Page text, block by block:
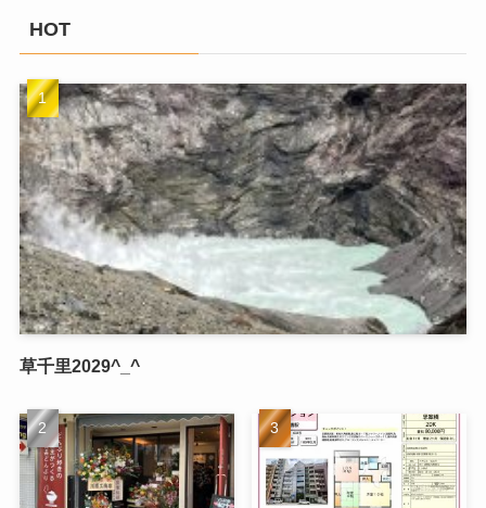
HOT
草千里2029^_^